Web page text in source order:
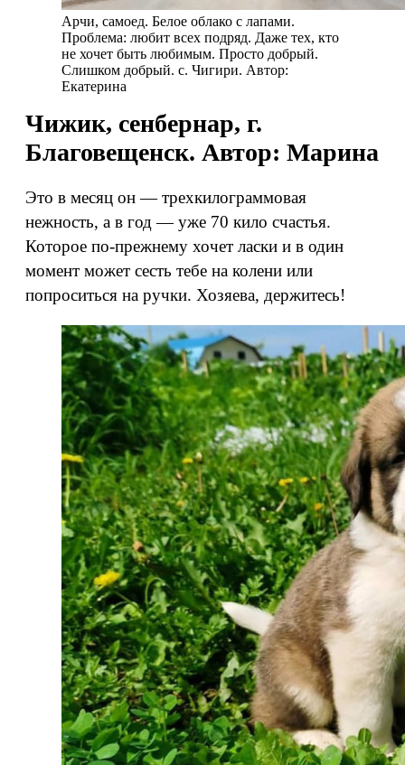
Арчи, самоед. Белое облако с лапами.
Проблема: любит всех подряд. Даже тех, кто
не хочет быть любимым. Просто добрый.
Слишком добрый. с. Чигири. Автор:
Екатерина
Чижик, сенбернар, г.
Благовещенск. Автор: Марина
Это в месяц он — трехкилограммовая
нежность, а в год — уже 70 кило счастья.
Которое по-прежнему хочет ласки и в один
момент может сесть тебе на колени или
попроситься на ручки. Хозяева, держитесь!